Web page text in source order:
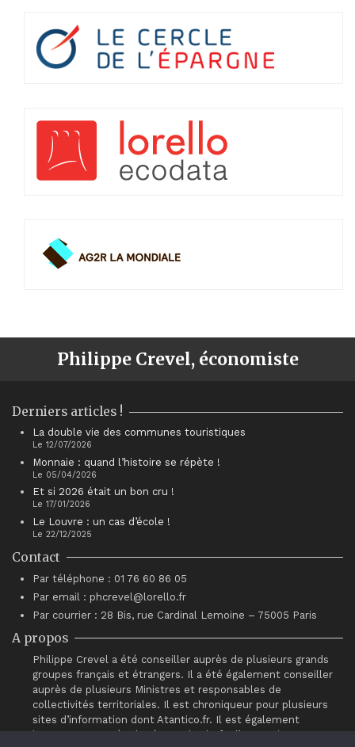
Philippe Crevel, économiste
Derniers articles !
La double vie des communes touristiques
Le 12/07/2026
Monnaie : quand l’histoire se répète !
Le 05/04/2026
Et si 2026 était un bon cru !
Le 17/01/2026
Le Louvre : un cas d’école !
Le 22/12/2025
Contact
Par téléphone : 01 76 60 86 05
Par email : phcrevel@lorello.fr
Par courrier : 28 Bis, rue Cardinal Lemoine – 75005 Paris
A propos
Philippe Crevel a été conseiller auprès de plusieurs grands
groupes français et étrangers. Il a été également conseiller
auprès de plusieurs Ministres et responsables de
collectivités territoriales. Il est chroniqueur pour plusieurs
sites d’information dont Atantico.fr. Il est également
intervenant auprès du réseau de chefs d’entreprises